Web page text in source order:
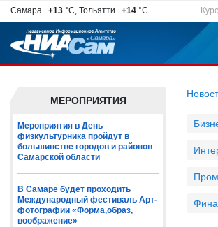
Самара +13 °C, Тольятти +14 °C
МЕРОПРИЯТИЯ
Мероприятия в День
физкультурника пройдут в
большинстве городов и районов
Самарской области
В Самаре будет проходить
Международный фестиваль Арт-
фотографии «Форма,образ,
воображение»